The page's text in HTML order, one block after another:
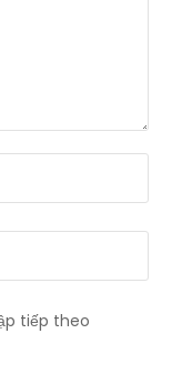
tiếp theo